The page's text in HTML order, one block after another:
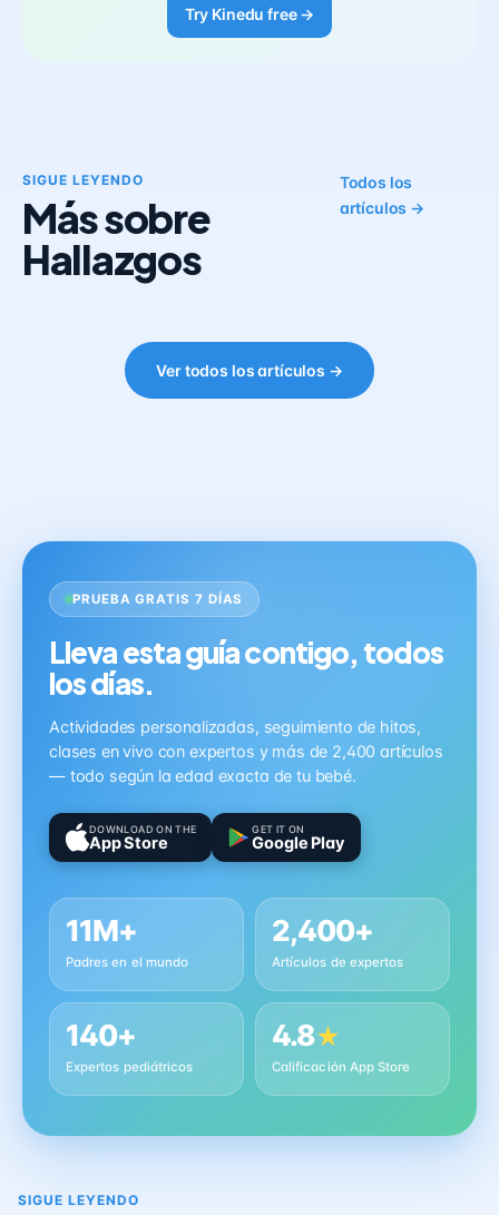
Try Kinedu free →
SIGUE LEYENDO
Más sobre
Hallazgos
Todos los
artículos →
Ver todos los artículos →
PRUEBA GRATIS 7 DÍAS
Lleva esta guía contigo, todos
los días.
Actividades personalizadas, seguimiento de hitos,
clases en vivo con expertos y más de 2,400 artículos
— todo según la edad exacta de tu bebé.
DOWNLOAD ON THE
App Store
GET IT ON
Google Play
11M+
Padres en el mundo
2,400+
Artículos de expertos
140+
Expertos pediátricos
4.8★
Calificación App Store
SIGUE LEYENDO